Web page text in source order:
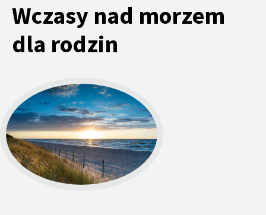
Wczasy nad morzem
dla rodzin